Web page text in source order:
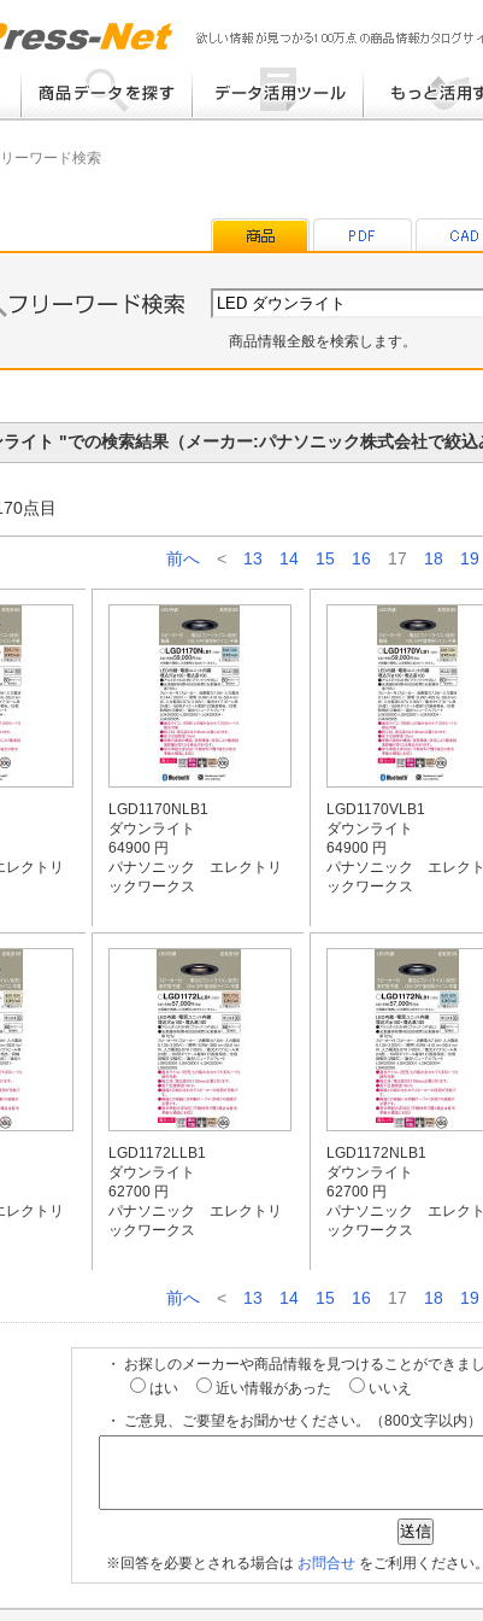
メーカー別検索
提案書ひな型ライ
帳票ひな型ライ
ーワード検索
商品情報全般を検索します。
イト "での検索結果（メーカー:パナソニック株式会社で絞
点目
前へ < 13 14 15 16 17 18 19
クトリ
LGD1170NLB1
ダウンライト
64900 円
パナソニック エレクトリ
ックワークス
LGD1170VLB1
ダウンライト
64900 円
パナソニック エレク
ックワークス
クトリ
LGD1172LLB1
ダウンライト
62700 円
パナソニック エレクトリ
ックワークス
LGD1172NLB1
ダウンライト
62700 円
パナソニック エレク
ックワークス
前へ < 13 14 15 16 17 18 19
・ お探しのメーカーや商品情報を見つけることができま
はい
近い情報があった
いいえ
・ ご意見、ご要望をお聞かせください。（800文字以内）
※回答を必要とされる場合は お問合せをご利用ください。